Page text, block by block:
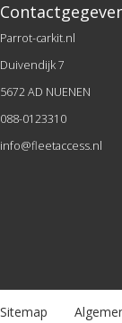
Parrot-carkit.nl
Duivendijk 7
5672 AD NUENEN
088-0123310
info@fleetaccess.nl
Sitemap